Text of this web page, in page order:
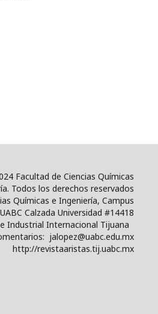
Facultad de Ciencias Químicas
Todos los derechos reservados
Químicas e Ingeniería, Campus
Calzada Universidad #14418
Industrial Internacional Tijuana
jalopez@uabc.edu.mx
http://revistaaristas.tij.uabc.mx